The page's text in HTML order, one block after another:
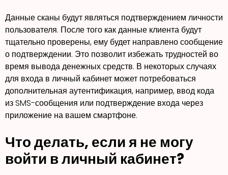
Данные сканы будут являться подтверждением личности
пользователя. После того как данные клиента будут
тщательно проверены, ему будет направлено сообщение
о подтверждении. Это позволит избежать трудностей во
время вывода денежных средств. В некоторых случаях
для входа в личный кабинет может потребоваться
дополнительная аутентификация, например, ввод кода
из SMS-сообщения или подтверждение входа через
приложение на вашем смартфоне.
Что делать, если я не могу
войти в личный кабинет?